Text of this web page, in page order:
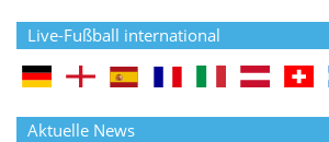
Live-Fußball international
Aktuelle News